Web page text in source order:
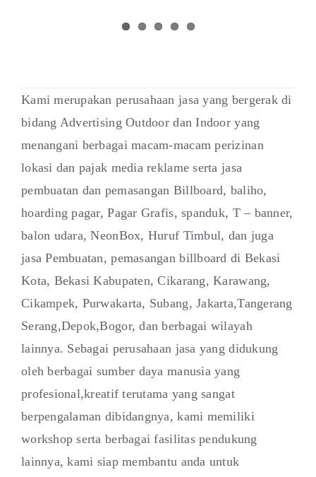
Kami merupakan perusahaan jasa yang bergerak di
bidang Advertising Outdoor dan Indoor yang
menangani berbagai macam-macam perizinan
lokasi dan pajak media reklame serta jasa
pembuatan dan pemasangan Billboard, baliho,
hoarding pagar, Pagar Grafis, spanduk, T – banner,
balon udara, NeonBox, Huruf Timbul, dan juga
jasa Pembuatan, pemasangan billboard di Bekasi
Kota, Bekasi Kabupaten, Cikarang, Karawang,
Cikampek, Purwakarta, Subang, Jakarta,Tangerang
Serang,Depok,Bogor, dan berbagai wilayah
lainnya. Sebagai perusahaan jasa yang didukung
oleh berbagai sumber daya manusia yang
profesional,kreatif terutama yang sangat
berpengalaman dibidangnya, kami memiliki
workshop serta berbagai fasilitas pendukung
lainnya, kami siap membantu anda untuk